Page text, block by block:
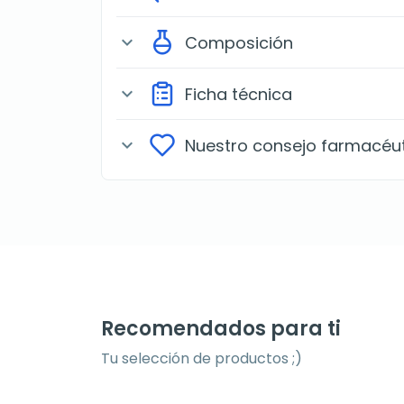
expand_more Composición
expand_more Ficha técnica
expand_more Nuestro consejo
Recomendados para ti
Tu selección de productos ;)